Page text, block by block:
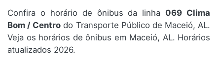
Rio de Janeiro
Espírito Santo
Confira o horário de ônibus da linha 069 Clima
Bom / Centro do Transporte Público de Maceió, AL.
Veja os horários de ônibus em Maceió, AL. Horários
atualizados 2026.